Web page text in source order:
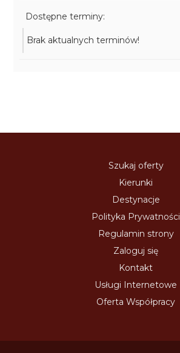
Dostępne terminy:
Brak aktualnych terminów!
Szukaj oferty
Kierunki
Destynacje
Polityka Prywatności
Regulamin strony
Zaloguj się
Kontakt
Usługi Internetowe
Oferta Współpracy